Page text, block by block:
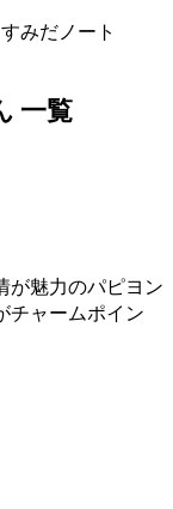
一覧
が魅力のパピヨン
チャームポイン